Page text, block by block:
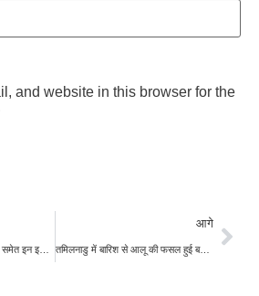
and website in this browser for the
नए साल पर होगी बारिश, दिल्ली समेत इन इलाकों में बदलेगा मौसम; बर्फबारी का भी अनुमान
आगे
तमिलनाडु में बारिश से आलू की फसल हुई बर्बाद, किसानों के लिए लागत निकालना भी हुआ मुश्किल